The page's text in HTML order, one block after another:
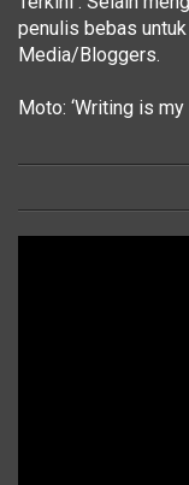
penulis bebas
Media/Bloggers.
Moto: ‘Writing is my